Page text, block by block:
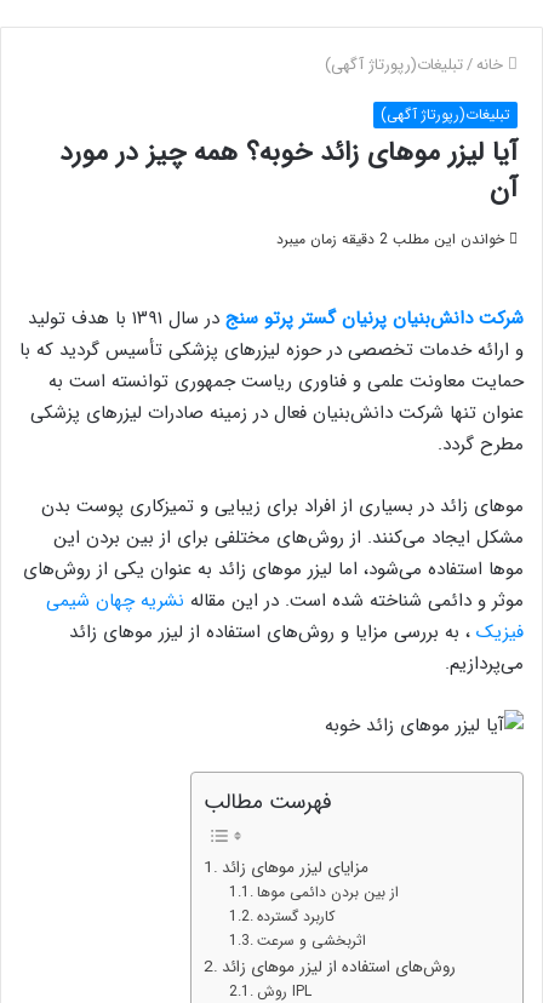
خانه/تبلیغات(رپورتاژ آگهی)
تبلیغات(رپورتاژ آگهی)
آیا لیزر موهای زائد خوبه؟ همه چیز در مورد
آن
خواندن این مطلب 2 دقیقه زمان میبرد
شرکت دانش‌بنیان پرنیان گستر پرتو سنج
در سال ۱۳۹۱ با هدف تولید
و ارائه خدمات تخصصی در حوزه لیزرهای پزشکی تأسیس گردید که با
حمایت معاونت علمی و فناوری ریاست جمهوری توانسته است به
عنوان تنها شرکت دانش‌بنیان فعال در زمینه صادرات لیزرهای پزشکی
مطرح گردد.
موهای زائد در بسیاری از افراد برای زیبایی و تمیزکاری پوست بدن
مشکل ایجاد می‌کنند. از روش‌های مختلفی برای از بین بردن این
موها استفاده می‌شود، اما لیزر موهای زائد به عنوان یکی از روش‌های
موثر و دائمی شناخته شده است. در این مقاله نشریه چهان شیمی
فیزیک ، به بررسی مزایا و روش‌های استفاده از لیزر موهای زائد
می‌پردازیم.
فهرست مطالب
مزایای لیزر موهای زائد
از بین بردن دائمی موها
کاربرد گسترده
اثربخشی و سرعت
روش‌های استفاده از لیزر موهای زائد
روش IPL